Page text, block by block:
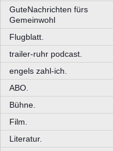
GuteNachrichten fürs
Gemeinwohl
Flugblatt.
trailer-ruhr podcast.
engels zahl-ich.
ABO.
Bühne.
Film.
Literatur.